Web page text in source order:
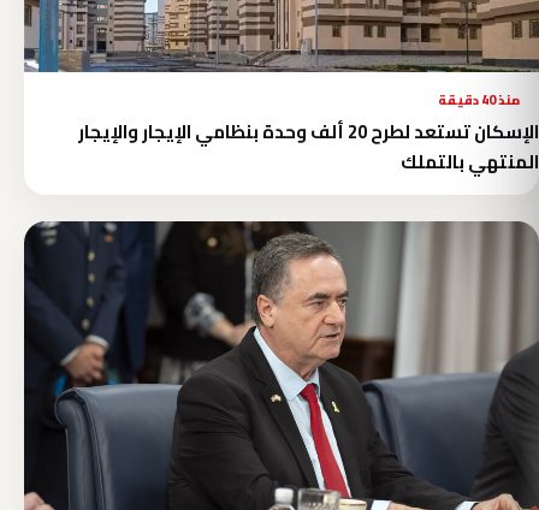
منذ 40 دقيقة
الإسكان تستعد لطرح 20 ألف وحدة بنظامي الإيجار والإيجار
المنتهي بالتملك